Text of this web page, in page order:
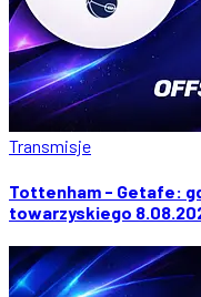
Transmisje
Tottenham - Getafe:
towarzyskiego